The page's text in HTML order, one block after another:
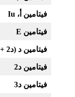
فيتامين أ، Iu
فيتامين E
فيتامين د (د2 + د3)
فيتامين د2
فيتامين د3